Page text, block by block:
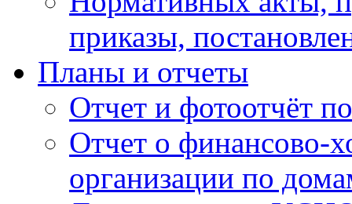
приказы,
Планы и отчеты
Отчет и фотоотчёт
Отчет о финансово-
организации по